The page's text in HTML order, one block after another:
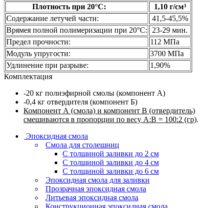
Плотность при 20°С:
1,10 г/см³
Содержание летучей части:
41,5-45,5%
Врямея полной полимеризации при 20°С:
23-29 мин.
Предел прочности:
112 МПа
Модуль упругости:
3700 МПа
Удлинение при разрыве:
1,90%
Комплектация
-20 кг полиэфирной смолы (компонент А)
-0,4 кг отвердителя (компонент Б)
Компонент А (смола) и компонент B (отвердитель)
смешиваются в пропорции по весу A:B = 100:2 (гр).
Эпоксидная смола
Смола для столешниц
С толщиной заливки до 2 см
С толщиной заливки до 4 см
С толщиной заливки до 6 см
Эпоксидная смола для заливки
Прозрачная эпоксидная смола
Литьевая эпоксидная смола
Конструкционная эпоксидная смола